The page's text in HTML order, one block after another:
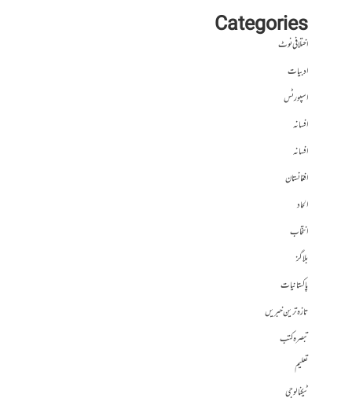
Categories
اختلافی نوٹ
ادبیات
اسپورٹس
افسانہ
افسانہ
افغانستان
الحاد
انتخاب
بلاگز
پاکستانیات
تازہ ترین خبریں
تبصرہ کتب
تعلیم
ٹیکنالوجی